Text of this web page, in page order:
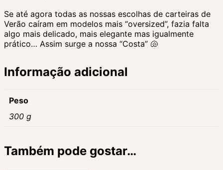
Se até agora todas as nossas escolhas de carteiras de
Verão caíram em modelos mais “oversized”, fazia falta
algo mais delicado, mais elegante mas igualmente
prático… Assim surge a nossa “Costa” 🐚
Informação adicional
Peso
300 g
Também pode gostar…